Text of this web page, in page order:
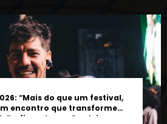
“Mais do que um festival,